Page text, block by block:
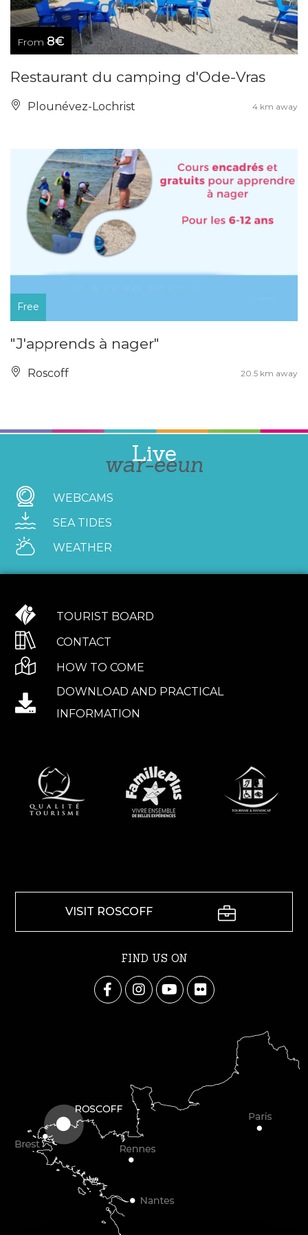
From 8€
Restaurant du camping d'Ode-Vras
Plounévez-Lochrist 4 km away
Free
"J'apprends à nager"
Roscoff 20.5 km away
Live
war-eeun
WEBCAMS
SEA TIDES
WEATHER
TOURIST BOARD
CONTACT
HOW TO COME
DOWNLOAD AND PRACTICAL
INFORMATION
VISIT ROSCOFF
FIND US ON